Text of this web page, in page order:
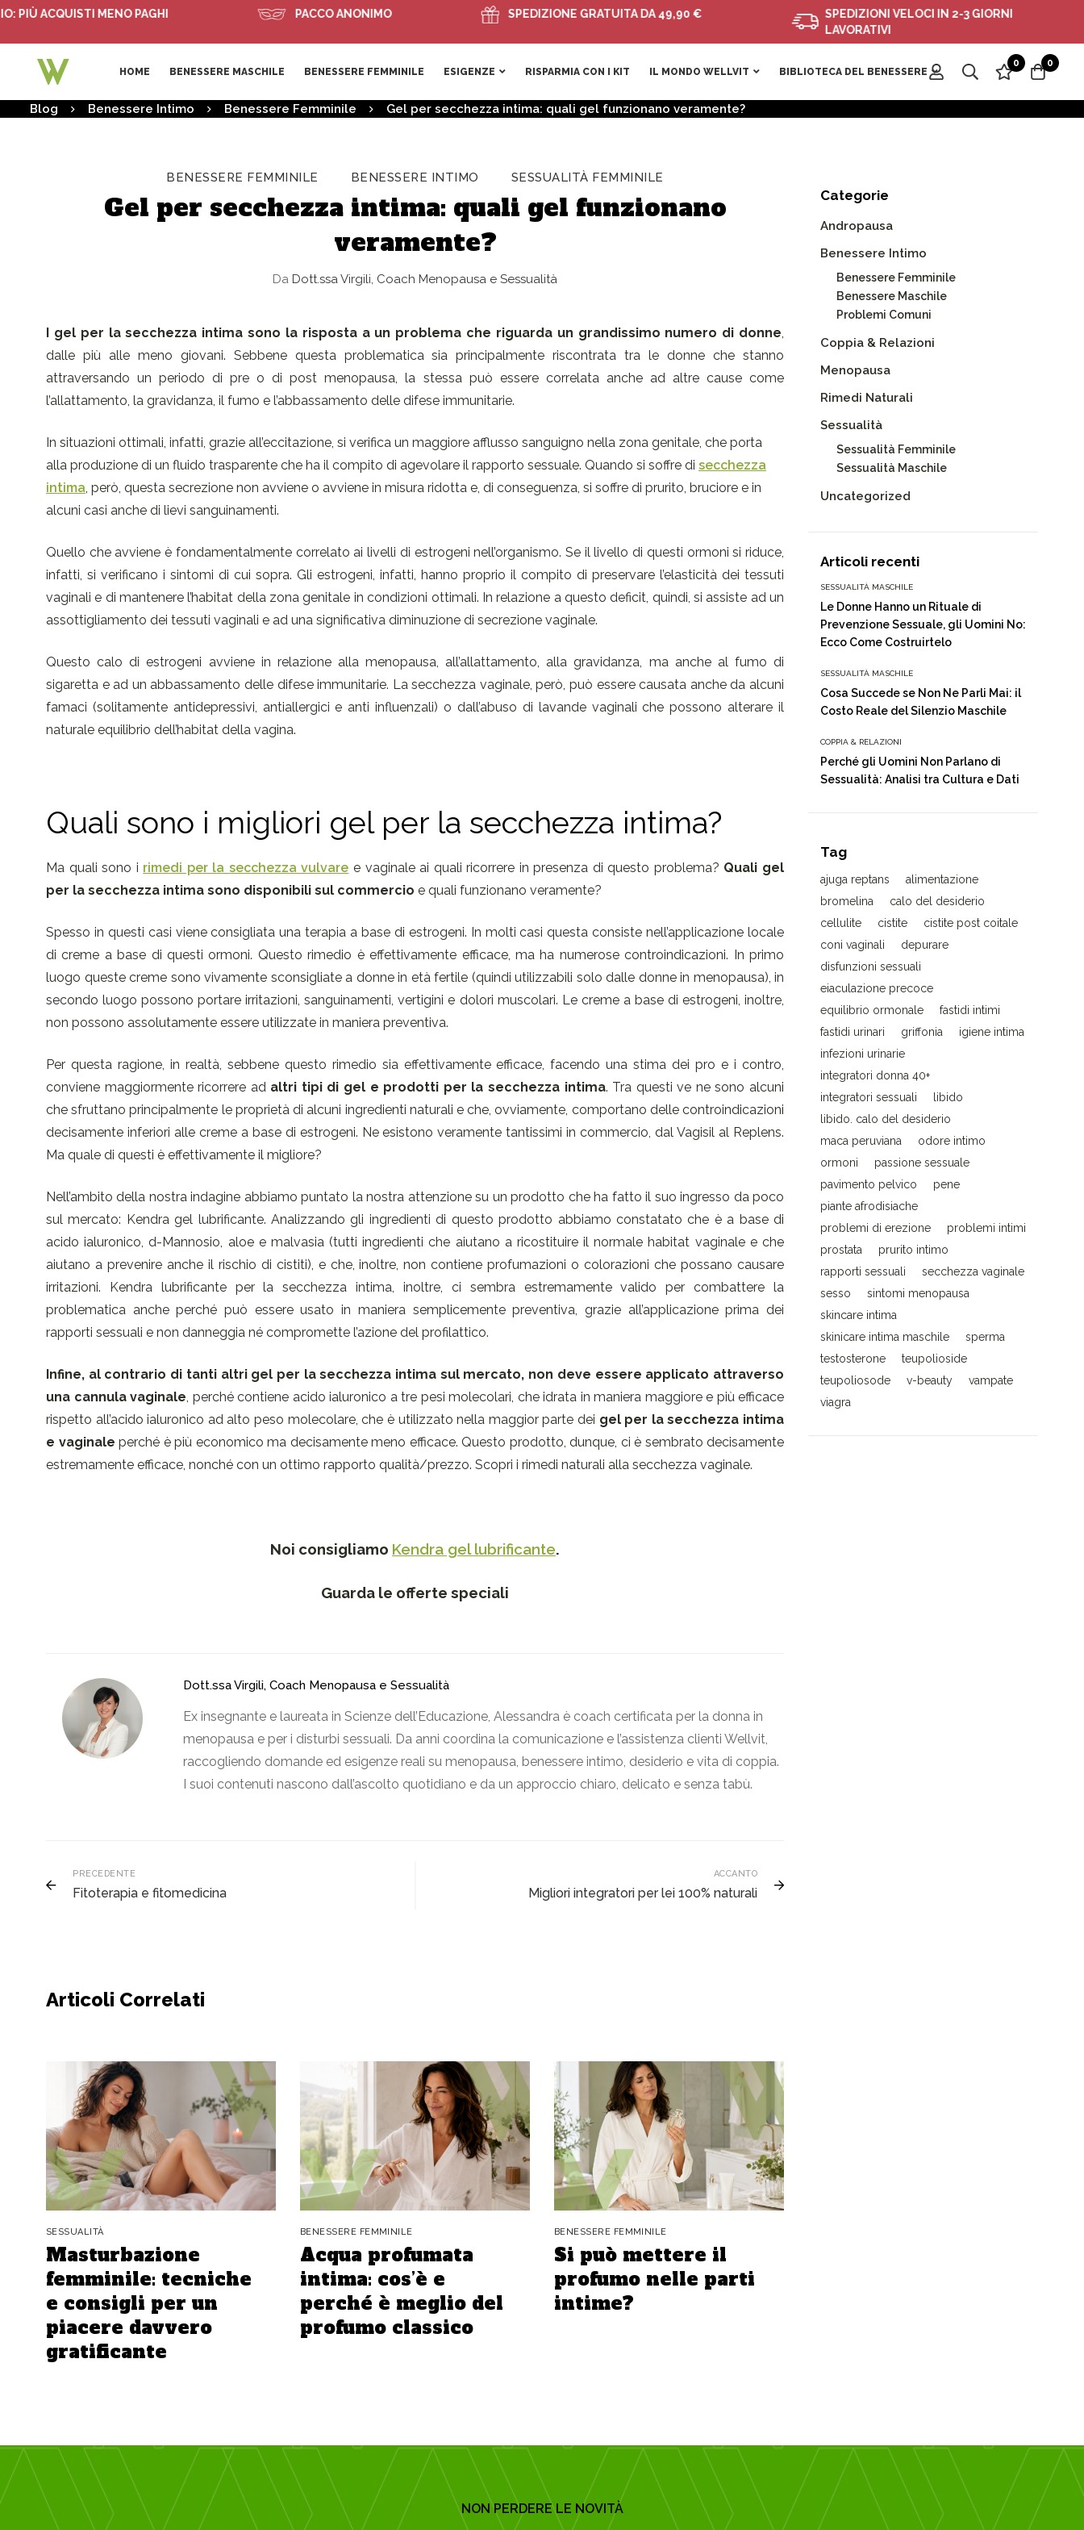
MENO PAGHI PACCO ANONIMO SPEDIZIONE GRATUITA DA 49,90 €
SPEDIZIONI VELOCI IN 2-3 GIORNI
LAVORATIVI
HOME BENESSERE MASCHILE BENESSERE FEMMINILE ESIGENZE RISPARMIA CON I KIT IL MONDO WELLVIT BIBLIOTECA DEL BENESSERE
0 0
Blog Benessere Intimo Benessere Femminile Gel per secchezza intima: quali gel funzionano veramente?
BENESSERE FEMMINILE BENESSERE INTIMO SESSUALITÀ FEMMINILE
Gel per secchezza intima: quali gel funzionano
veramente?
Da Dott.ssa Virgili, Coach Menopausa e Sessualità
I gel per la secchezza intima sono la risposta a un problema che riguarda un grandissimo numero di donne,
dalle più alle meno giovani. Sebbene questa problematica sia principalmente riscontrata tra le donne che stanno
attraversando un periodo di pre o di post menopausa, la stessa può essere correlata anche ad altre cause come
l’allattamento, la gravidanza, il fumo e l’abbassamento delle difese immunitarie.
In situazioni ottimali, infatti, grazie all’eccitazione, si verifica un maggiore afflusso sanguigno nella zona genitale, che porta
alla produzione di un fluido trasparente che ha il compito di agevolare il rapporto sessuale. Quando si soffre di secchezza
intima, però, questa secrezione non avviene o avviene in misura ridotta e, di conseguenza, si soffre di prurito, bruciore e in
alcuni casi anche di lievi sanguinamenti.
Quello che avviene è fondamentalmente correlato ai livelli di estrogeni nell’organismo. Se il livello di questi ormoni si riduce,
infatti, si verificano i sintomi di cui sopra. Gli estrogeni, infatti, hanno proprio il compito di preservare l’elasticità dei tessuti
vaginali e di mantenere l’habitat della zona genitale in condizioni ottimali. In relazione a questo deficit, quindi, si assiste ad un
assottigliamento dei tessuti vaginali e ad una significativa diminuzione di secrezione vaginale.
Questo calo di estrogeni avviene in relazione alla menopausa, all’allattamento, alla gravidanza, ma anche al fumo di
sigaretta e ad un abbassamento delle difese immunitarie. La secchezza vaginale, però, può essere causata anche da alcuni
famaci (solitamente antidepressivi, antiallergici e anti influenzali) o dall’abuso di lavande vaginali che possono alterare il
naturale equilibrio dell’habitat della vagina.
Quali sono i migliori gel per la secchezza intima?
Ma quali sono i rimedi per la secchezza vulvare e vaginale ai quali ricorrere in presenza di questo problema? Quali gel
per la secchezza intima sono disponibili sul commercio e quali funzionano veramente?
Spesso in questi casi viene consigliata una terapia a base di estrogeni. In molti casi questa consiste nell’applicazione locale
di creme a base di questi ormoni. Questo rimedio è effettivamente efficace, ma ha numerose controindicazioni. In primo
luogo queste creme sono vivamente sconsigliate a donne in età fertile (quindi utilizzabili solo dalle donne in menopausa), in
secondo luogo possono portare irritazioni, sanguinamenti, vertigini e dolori muscolari. Le creme a base di estrogeni, inoltre,
non possono assolutamente essere utilizzate in maniera preventiva.
Per questa ragione, in realtà, sebbene questo rimedio sia effettivamente efficace, facendo una stima dei pro e i contro,
conviene maggiormente ricorrere ad altri tipi di gel e prodotti per la secchezza intima. Tra questi ve ne sono alcuni
che sfruttano principalmente le proprietà di alcuni ingredienti naturali e che, ovviamente, comportano delle controindicazioni
decisamente inferiori alle creme a base di estrogeni. Ne esistono veramente tantissimi in commercio, dal Vagisil al Replens.
Ma quale di questi è effettivamente il migliore?
Nell’ambito della nostra indagine abbiamo puntato la nostra attenzione su un prodotto che ha fatto il suo ingresso da poco
sul mercato: Kendra gel lubrificante. Analizzando gli ingredienti di questo prodotto abbiamo constatato che è a base di
acido ialuronico, d-Mannosio, aloe e malvasia (tutti ingredienti che aiutano a ricostituire il normale habitat vaginale e che
aiutano a prevenire anche il rischio di cistiti), e che, inoltre, non contiene profumazioni o colorazioni che possano causare
irritazioni. Kendra lubrificante per la secchezza intima, inoltre, ci sembra estremamente valido per combattere la
problematica anche perché può essere usato in maniera semplicemente preventiva, grazie all’applicazione prima dei
rapporti sessuali e non danneggia né compromette l’azione del profilattico.
Infine, al contrario di tanti altri gel per la secchezza intima sul mercato, non deve essere applicato attraverso
una cannula vaginale, perché contiene acido ialuronico a tre pesi molecolari, che idrata in maniera maggiore e più efficace
rispetto all’acido ialuronico ad alto peso molecolare, che è utilizzato nella maggior parte dei gel per la secchezza intima
e vaginale perché è più economico ma decisamente meno efficace. Questo prodotto, dunque, ci è sembrato decisamente
estremamente efficace, nonché con un ottimo rapporto qualità/prezzo. Scopri i rimedi naturali alla secchezza vaginale.
Noi consigliamo Kendra gel lubrificante.
Guarda le offerte speciali
Dott.ssa Virgili, Coach Menopausa e Sessualità
Ex insegnante e laureata in Scienze dell’Educazione, Alessandra è coach certificata per la donna in
menopausa e per i disturbi sessuali. Da anni coordina la comunicazione e l’assistenza clienti Wellvit,
raccogliendo domande ed esigenze reali su menopausa, benessere intimo, desiderio e vita di coppia.
I suoi contenuti nascono dall’ascolto quotidiano e da un approccio chiaro, delicato e senza tabù.
PRECEDENTE
Fitoterapia e fitomedicina
ACCANTO
Migliori integratori per lei 100% naturali
Articoli Correlati
SESSUALITÀ
Masturbazione
femminile: tecniche
e consigli per un
piacere davvero
gratificante
BENESSERE FEMMINILE
Acqua profumata
intima: cos’è e
perché è meglio del
profumo classico
BENESSERE FEMMINILE
Si può mettere il
profumo nelle parti
intime?
Categorie
Andropausa
Benessere Intimo
Benessere Femminile
Benessere Maschile
Problemi Comuni
Coppia & Relazioni
Menopausa
Rimedi Naturali
Sessualità
Sessualità Femminile
Sessualità Maschile
Uncategorized
Articoli recenti
SESSUALITÀ MASCHILE
Le Donne Hanno un Rituale di
Prevenzione Sessuale, gli Uomini No:
Ecco Come Costruirtelo
SESSUALITÀ MASCHILE
Cosa Succede se Non Ne Parli Mai: il
Costo Reale del Silenzio Maschile
COPPIA & RELAZIONI
Perché gli Uomini Non Parlano di
Sessualità: Analisi tra Cultura e Dati
Tag
ajuga reptans
alimentazione
bromelina
calo del desiderio
cellulite
cistite
cistite post coitale
coni vaginali
depurare
disfunzioni sessuali
eiaculazione precoce
equilibrio ormonale
fastidi intimi
fastidi urinari
griffonia
igiene intima
infezioni urinarie
integratori donna 40+
integratori sessuali
libido
libido. calo del desiderio
maca peruviana
odore intimo
ormoni
passione sessuale
pavimento pelvico
pene
piante afrodisiache
problemi di erezione
problemi intimi
prostata
prurito intimo
rapporti sessuali
secchezza vaginale
sesso
sintomi menopausa
skincare intima
skinicare intima maschile
sperma
testosterone
teupolioside
teupoliosode
v-beauty
vampate
viagra
NON PERDERE LE NOVITÀ